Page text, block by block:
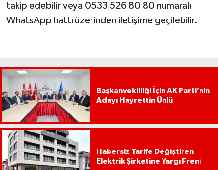
takip edebilir veya 0533 526 80 80 numaralı
WhatsApp hattı üzerinden iletişime geçilebilir.
Başkanvekilliği İçin AK Parti’nin
Adayı Hayrettin Ünlü
Habersiz Tarife Değiştiren
Elektrik Şirketine Yargı Freni